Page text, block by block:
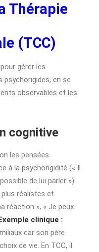
Thérapie
(TCC)
gérer les
psychorigides, en se
observables et les
cognitive
les pensées
à la psychorigidité (« Il
de lui parler »).
réalistes et
réaction », « Je peux
clinique :
car son père
de vie. En TCC, il